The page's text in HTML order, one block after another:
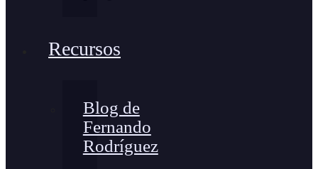
Recursos
Blog de
Fernando
Rodríguez